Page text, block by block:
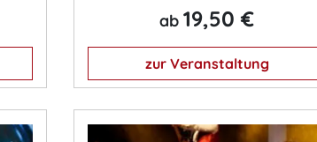
ab 19,50 €
zur Veranstaltung